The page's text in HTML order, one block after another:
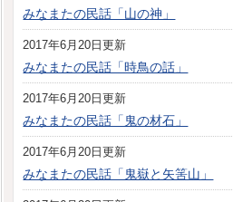
みなまたの民話「山の神」
2017年6月20日更新
みなまたの民話「時鳥の話」
2017年6月20日更新
みなまたの民話「鬼の材石」
2017年6月20日更新
みなまたの民話「鬼嶽と矢筈山」